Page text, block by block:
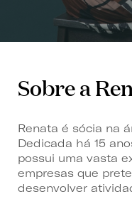
Sobre a
Renata é sócia na
Dedicada há 15
possui uma vasta
empresas que
desenvolver